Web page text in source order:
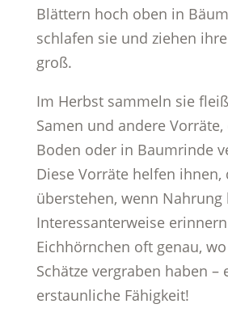
Blättern hoch oben in
schlafen sie und ziehen
groß.
Im Herbst sammeln sie
Samen und andere
Boden oder in Baumrinde
Diese Vorräte helfen ihnen,
überstehen, wenn Nahrung
Interessanterweise
Eichhörnchen oft genau,
Schätze vergraben haben –
erstaunliche Fähigkeit!